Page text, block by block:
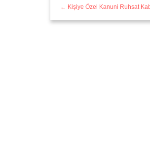
← Kişiye Özel Kanuni Ruhsat